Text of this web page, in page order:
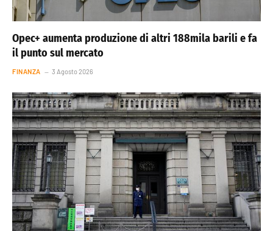
Opec+ aumenta produzione di altri 188mila barili e fa
il punto sul mercato
FINANZA 3 Agosto 2026